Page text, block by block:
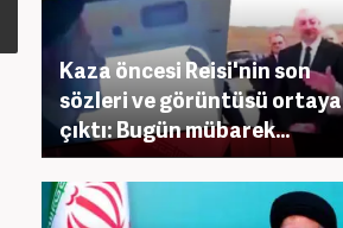
Kaza öncesi Reisi'nin son
sözleri ve görüntüsü ortaya
çıktı: Bugün mübarek...